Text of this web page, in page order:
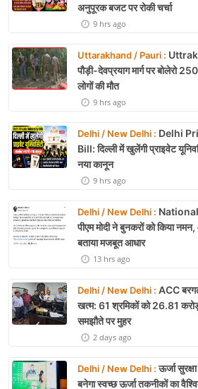
अनुपूरक बजट पर रोकी चर्चा
9 hrs ago
Uttarakhand / Pauri :
पौड़ी-देवप्रयाग मार्ग पर बोलेरो
लोगों की मौत
9 hrs ago
Delhi / New Delhi : Delhi
Bill: दिल्ली में खुलेंगी प्राइवेट
नया कानून
9 hrs ago
Delhi / New Delhi :
पीएम मोदी ने बुनकरों को किया नमन,
बताया मजबूत आधार
13 hrs ago
Delhi / New Delhi : ACC
खत्म: 61 श्रमिकों को 26.81
समझौते पर मुहर
2 days ago
Delhi / New Delhi :ऊर्जा
बनेगा स्वच्छ ऊर्जा तकनीकों का